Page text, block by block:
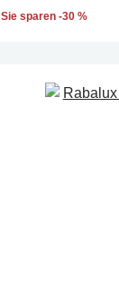
Sie sparen -30 %